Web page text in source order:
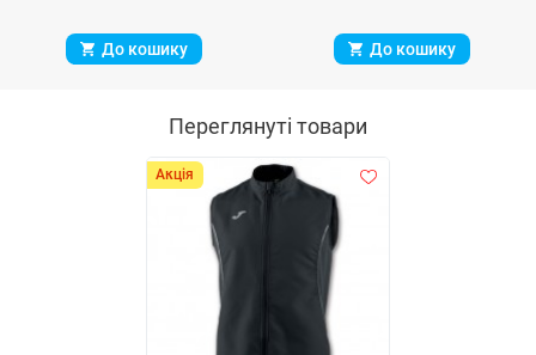
До кошику До кошику
Переглянуті товари
Акція